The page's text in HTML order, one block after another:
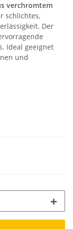
verchromtem
schlichtes,
Der
Ideal geeignet
und